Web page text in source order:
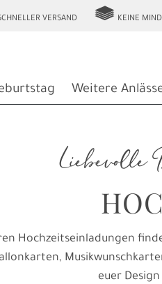
VERSAND g KEINE
Weitere
Liebevolle
Hochzeitseinladungen
euer